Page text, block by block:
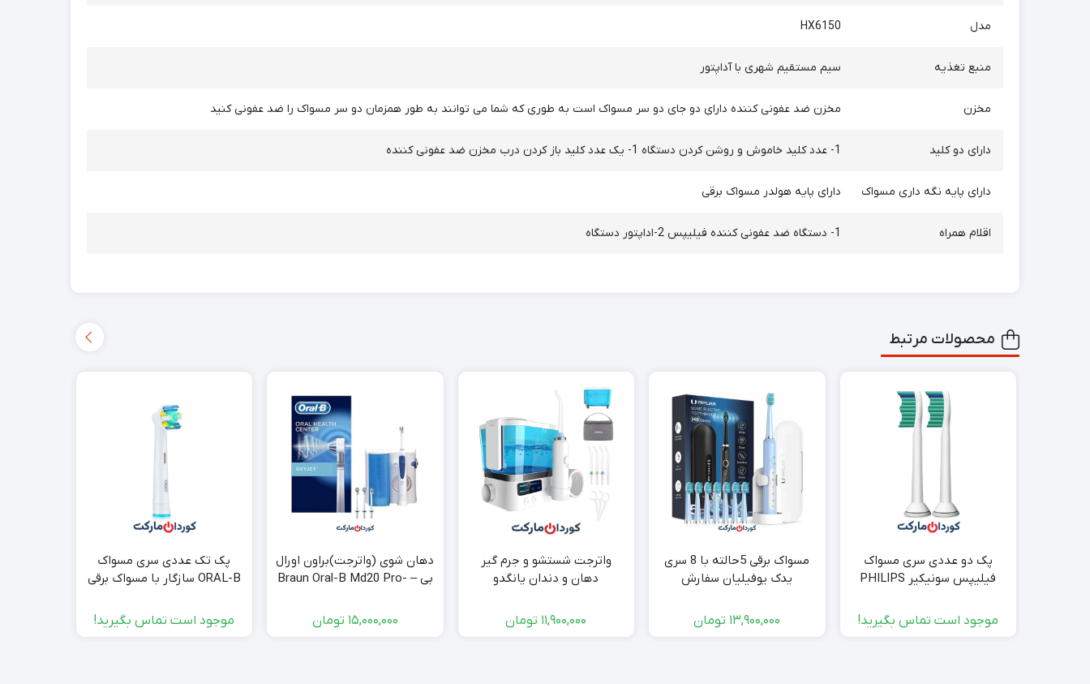
مدل HX6150
منبع تغذیه سیم مستقیم شهری با آداپتور
مخزن مخزن ضد عفونی کننده دارای دو جای دو سر مسواک است به طوری که شما می توانند به طور همزمان دو سر مسواک را ضد عفونی کنید
دارای دو کلید 1- عدد کلید خاموش و روشن کردن دستگاه 1- یک عدد کلید باز کردن درب مخزن ضد عفونی کننده
دارای پایه نگه داری مسواک دارای پایه هولدر مسواک برقی
اقلام همراه 1- دستگاه ضد عفونی کننده فیلیپس 2-اداپتور دستگاه
محصولات مرتبط
پک دو عددی سری مسواک
فیلیپس سونیکیر PHILIPS
موجود است تماس بگیرید!
مسواک برقی 5حالته با 8 سری
یدک یوفیلیان سفارش
13,900,000 تومان
واترجت شستشو و جرم گیر
دهان و دندان یانگدو
11,900,000 تومان
دهان شوی (واترجت)براون اورال
بی – Braun Oral-B Md20 Pro-
15,000,000 تومان
پک تک عددی سری مسواک
ORAL-B سازگار با مسواک برقی
موجود است تماس بگیرید!